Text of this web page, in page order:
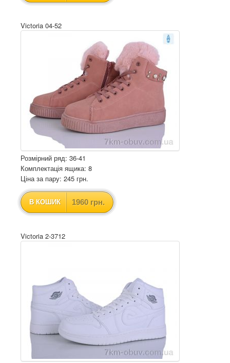
Victoria 04-52
Розмірний ряд: 36-41
Комплектація ящика: 8
Ціна за пару: 245 грн.
В КОШИК 1960 грн.
Victoria 2-3712